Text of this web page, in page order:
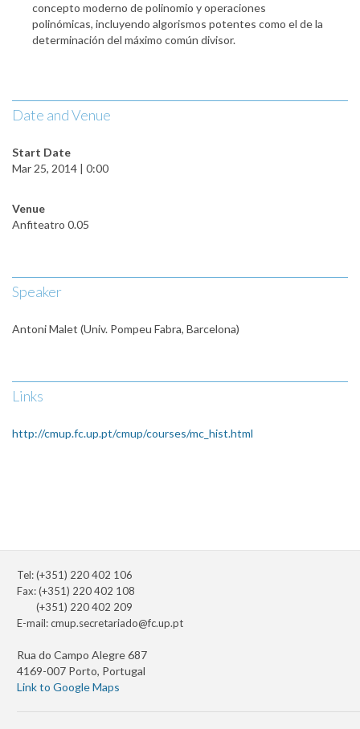
concepto moderno de polinomio y operaciones
polinómicas, incluyendo algorismos potentes como el de la
determinación del máximo común divisor.
Date and Venue
Start Date
Mar 25, 2014 | 0:00
Venue
Anfiteatro 0.05
Speaker
Antoni Malet (Univ. Pompeu Fabra, Barcelona)
Links
http://cmup.fc.up.pt/cmup/courses/mc_hist.html
Tel: (+351) 220 402 106
Fax: (+351) 220 402 108
(+351) 220 402 209
E-mail:cmup.secretariado@fc.up.pt
Rua do Campo Alegre 687
4169-007 Porto, Portugal
Link to Google Maps